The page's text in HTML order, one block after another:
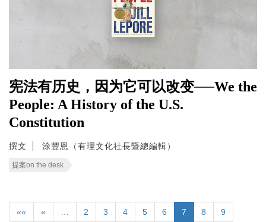
宪法有历史，因为它可以改变──We the
People: A History of the U.S.
Constitution
撰文 涂豐恩（有理文化社長暨總編輯）
提案on the desk
«« « 2 3 4 5 6 7 8 9